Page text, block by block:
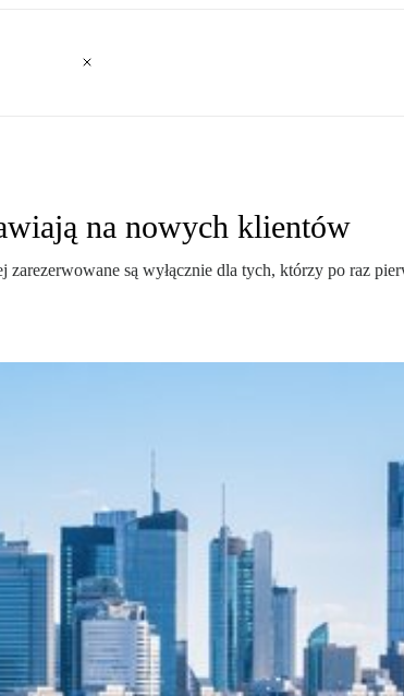
na nowych klientów
są wyłącznie dla tych, którzy po raz